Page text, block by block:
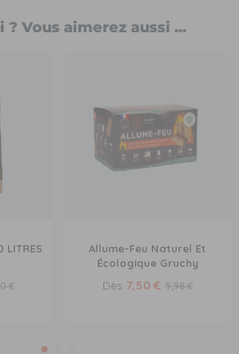
? Vous aimerez aussi ...
LITRES
€
Allume-Feu Naturel Et
Écologique Gruchy
Dès 7,50 € 9,98 €